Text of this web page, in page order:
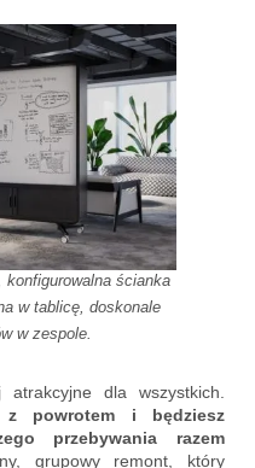
konfigurowalna ścianka
w tablicę, doskonale
w zespole.
dla wszystkich.
z powrotem i będziesz
przebywania razem
grupowy remont, który